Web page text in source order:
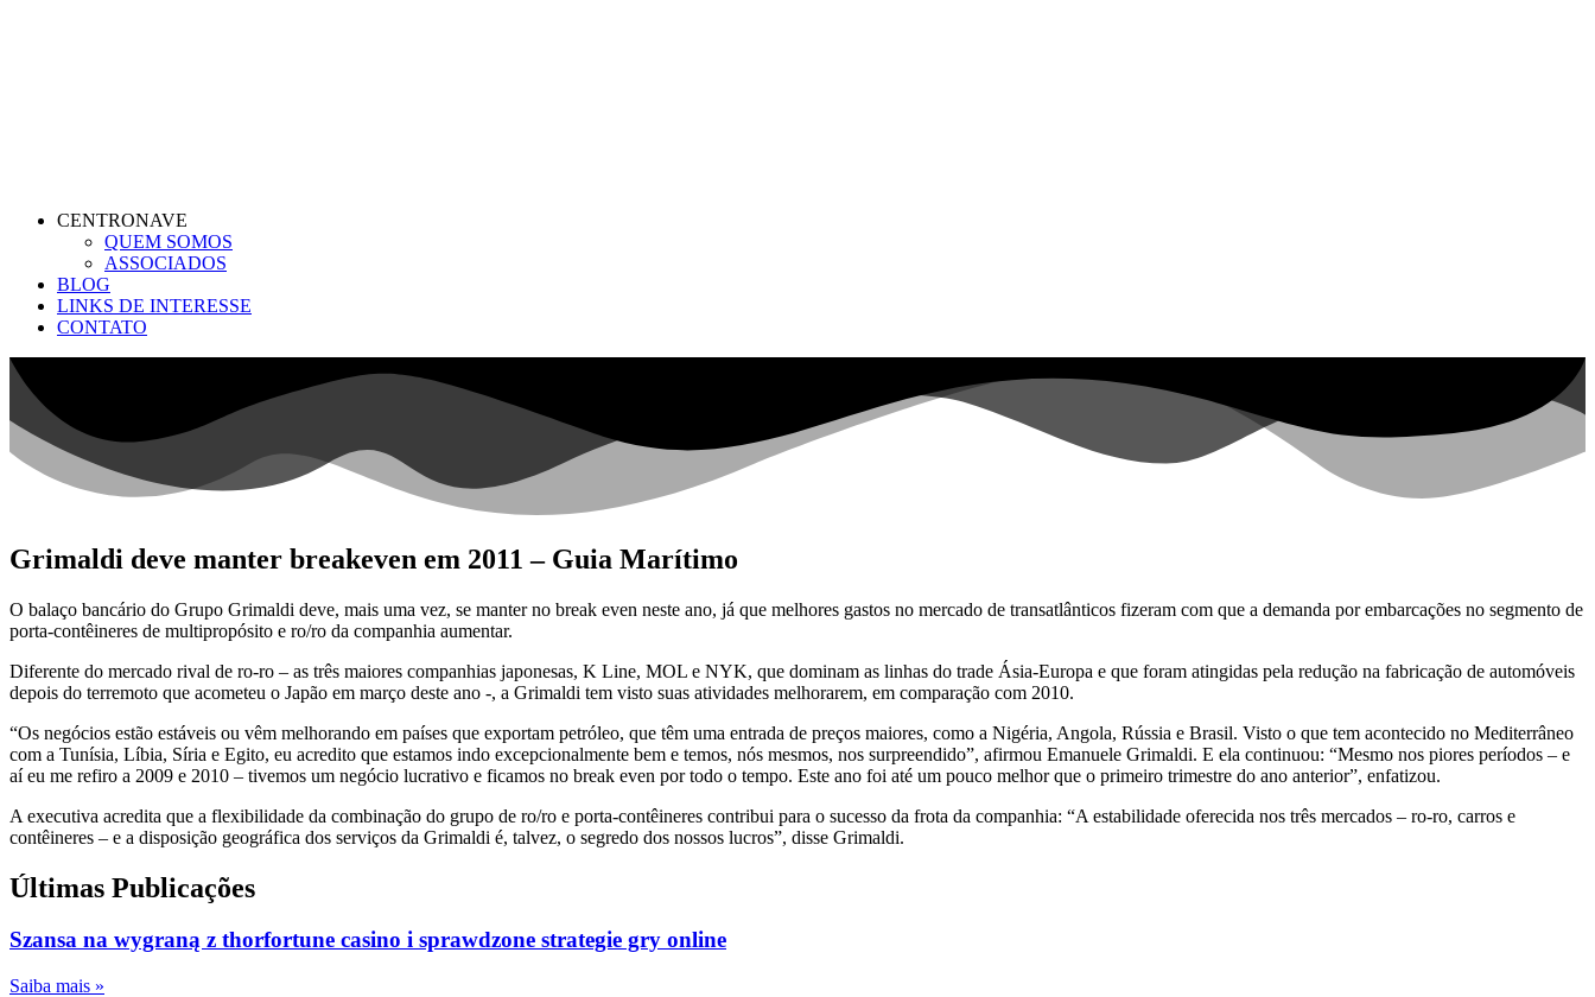
CENTRONAVE
QUEM SOMOS
ASSOCIADOS
BLOG
LINKS DE INTERESSE
CONTATO
Grimaldi deve manter breakeven em 2011 – Guia Marítimo
O balaço bancário do Grupo Grimaldi deve, mais uma vez, se manter no break even neste ano, já que melhores gastos no mercado de transatlânticos fizeram com que a demanda por embarcações no segmento de
porta-contêineres de multipropósito e ro/ro da companhia aumentar.
Diferente do mercado rival de ro-ro – as três maiores companhias japonesas, K Line, MOL e NYK, que dominam as linhas do trade Ásia-Europa e que foram atingidas pela redução na fabricação de automóveis
depois do terremoto que acometeu o Japão em março deste ano -, a Grimaldi tem visto suas atividades melhorarem, em comparação com 2010.
“Os negócios estão estáveis ou vêm melhorando em países que exportam petróleo, que têm uma entrada de preços maiores, como a Nigéria, Angola, Rússia e Brasil. Visto o que tem acontecido no Mediterrâneo
com a Tunísia, Líbia, Síria e Egito, eu acredito que estamos indo excepcionalmente bem e temos, nós mesmos, nos surpreendido”, afirmou Emanuele Grimaldi. E ela continuou: “Mesmo nos piores períodos – e
aí eu me refiro a 2009 e 2010 – tivemos um negócio lucrativo e ficamos no break even por todo o tempo. Este ano foi até um pouco melhor que o primeiro trimestre do ano anterior”, enfatizou.
A executiva acredita que a flexibilidade da combinação do grupo de ro/ro e porta-contêineres contribui para o sucesso da frota da companhia: “A estabilidade oferecida nos três mercados – ro-ro, carros e
contêineres – e a disposição geográfica dos serviços da Grimaldi é, talvez, o segredo dos nossos lucros”, disse Grimaldi.
Últimas Publicações
Szansa na wygraną z thorfortune casino i sprawdzone strategie gry online
Saiba mais »